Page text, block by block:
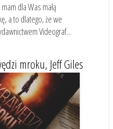
dla Was małą
a to dlatego, że we
Videograf...
mroku, Jeff Giles